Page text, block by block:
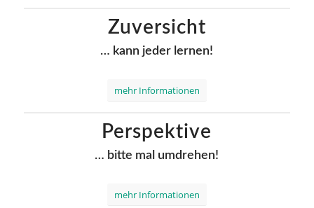
Zuversicht
… kann jeder lernen!
mehr Informationen
Perspektive
… bitte mal umdrehen!
mehr Informationen